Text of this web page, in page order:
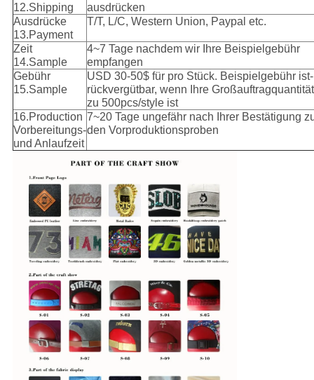
12.Shipping
ausdrücken
Ausdrücke
13.Payment
T/T, L/C, Western Union, Paypal etc.
Zeit
14.Sample
4~7 Tage nachdem wir Ihre Beispielgebühr
empfangen
Gebühr
15.Sample
USD 30-50$ für pro Stück. Beispielgebühr ist-
rückvergütbar, wenn Ihre
zu 500pcs/style ist
16.Production
Vorbereitungs-
und Anlaufzeit
7~20 Tage ungefähr nach Ihrer Bestätigung
den Vorproduktionsproben